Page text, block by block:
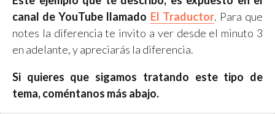
canal de YouTube llamado El Traductor. Para que
notes la diferencia te invito a ver desde el minuto 3
en adelante, y apreciarás la diferencia.
Si quieres que sigamos tratando este tipo de
tema, coméntanos más abajo.